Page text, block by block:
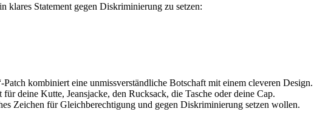
Statement gegen Diskriminierung zu setzen:
kombiniert eine unmissverständliche Botschaft mit einem cleveren
deine Kutte, Jeansjacke, den Rucksack, die Tasche oder deine Cap.
Zeichen für Gleichberechtigung und gegen Diskriminierung setzen wollen.